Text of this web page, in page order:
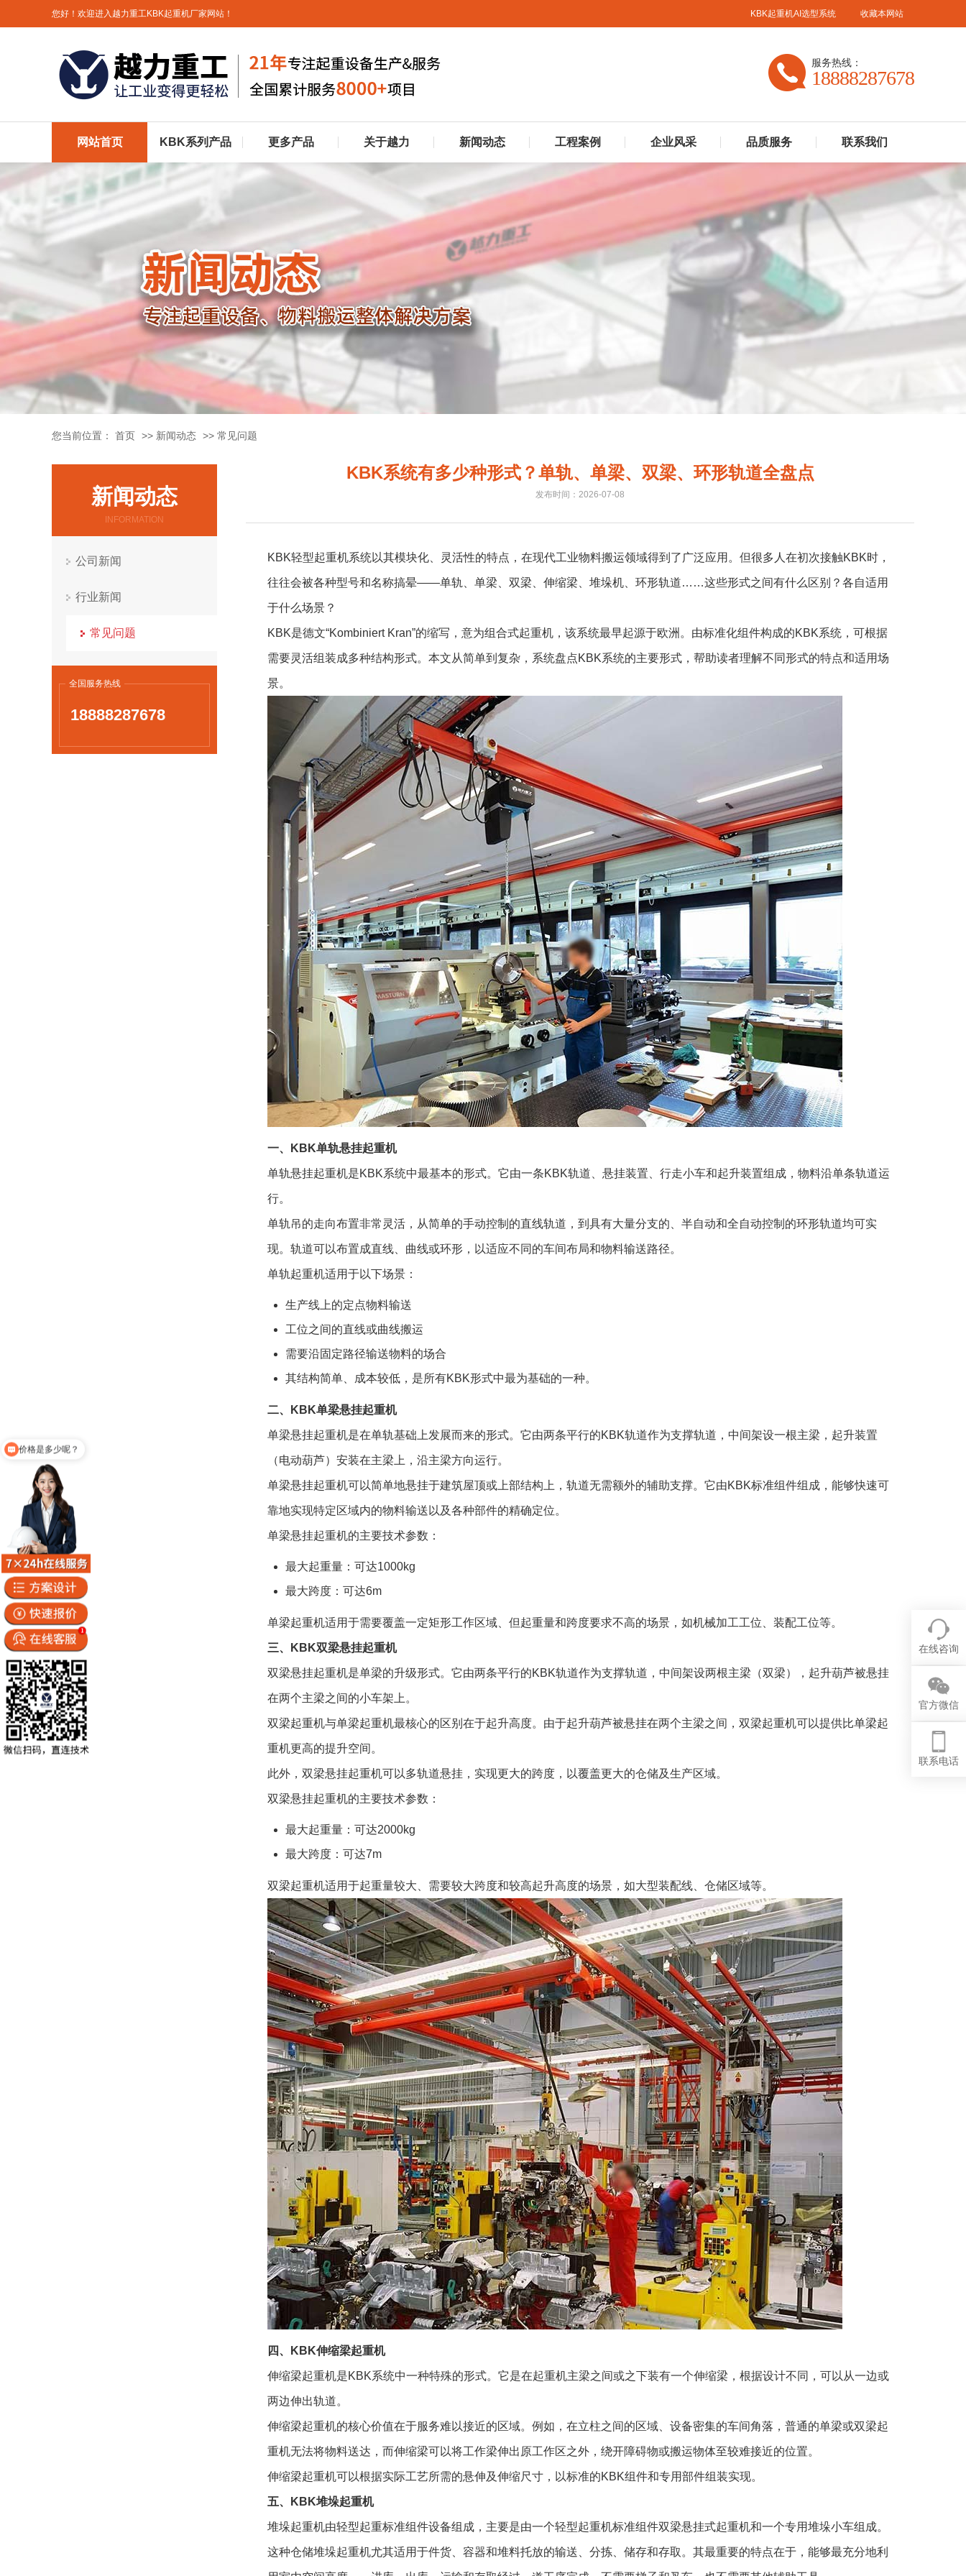
您好！欢迎进入越力重工KBK起重机厂家网站！ KBK起重机AI选型系统 收藏本网站
服务热线：
18888287678
网站首页 KBK系列产品 更多产品 关于越力 新闻动态 工程案例 企业风采 品质服务 联系我们
您当前位置： 首页 >> 新闻动态 >> 常见问题
新闻动态
INFORMATION
公司新闻
行业新闻
常见问题
全国服务热线
18888287678
KBK系统有多少种形式？单轨、单梁、双梁、环形轨道全盘点
发布时间：2026-07-08
KBK轻型起重机系统以其模块化、灵活性的特点，在现代工业物料搬运领域得到了广泛应用。但很多人在初次接触KBK时，
往往会被各种型号和名称搞晕——单轨、单梁、双梁、伸缩梁、堆垛机、环形轨道……这些形式之间有什么区别？各自适用
于什么场景？
KBK是德文“Kombiniert Kran”的缩写，意为组合式起重机，该系统最早起源于欧洲。由标准化组件构成的KBK系统，可根据
需要灵活组装成多种结构形式。本文从简单到复杂，系统盘点KBK系统的主要形式，帮助读者理解不同形式的特点和适用场
景。
一、KBK单轨悬挂起重机
单轨悬挂起重机是KBK系统中最基本的形式。它由一条KBK轨道、悬挂装置、行走小车和起升装置组成，物料沿单条轨道运
行。
单轨吊的走向布置非常灵活，从简单的手动控制的直线轨道，到具有大量分支的、半自动和全自动控制的环形轨道均可实
现。轨道可以布置成直线、曲线或环形，以适应不同的车间布局和物料输送路径。
单轨起重机适用于以下场景：
生产线上的定点物料输送
工位之间的直线或曲线搬运
需要沿固定路径输送物料的场合
其结构简单、成本较低，是所有KBK形式中最为基础的一种。
二、KBK单梁悬挂起重机
单梁悬挂起重机是在单轨基础上发展而来的形式。它由两条平行的KBK轨道作为支撑轨道，中间架设一根主梁，起升装置
（电动葫芦）安装在主梁上，沿主梁方向运行。
单梁悬挂起重机可以简单地悬挂于建筑屋顶或上部结构上，轨道无需额外的辅助支撑。它由KBK标准组件组成，能够快速可
靠地实现特定区域内的物料输送以及各种部件的精确定位。
单梁悬挂起重机的主要技术参数：
最大起重量：可达1000kg
最大跨度：可达6m
单梁起重机适用于需要覆盖一定矩形工作区域、但起重量和跨度要求不高的场景，如机械加工工位、装配工位等。
三、KBK双梁悬挂起重机
双梁悬挂起重机是单梁的升级形式。它由两条平行的KBK轨道作为支撑轨道，中间架设两根主梁（双梁），起升葫芦被悬挂
在两个主梁之间的小车架上。
双梁起重机与单梁起重机最核心的区别在于起升高度。由于起升葫芦被悬挂在两个主梁之间，双梁起重机可以提供比单梁起
重机更高的提升空间。
此外，双梁悬挂起重机可以多轨道悬挂，实现更大的跨度，以覆盖更大的仓储及生产区域。
双梁悬挂起重机的主要技术参数：
最大起重量：可达2000kg
最大跨度：可达7m
双梁起重机适用于起重量较大、需要较大跨度和较高起升高度的场景，如大型装配线、仓储区域等。
四、KBK伸缩梁起重机
伸缩梁起重机是KBK系统中一种特殊的形式。它是在起重机主梁之间或之下装有一个伸缩梁，根据设计不同，可以从一边或
两边伸出轨道。
伸缩梁起重机的核心价值在于服务难以接近的区域。例如，在立柱之间的区域、设备密集的车间角落，普通的单梁或双梁起
重机无法将物料送达，而伸缩梁可以将工作梁伸出原工作区之外，绕开障碍物或搬运物体至较难接近的位置。
伸缩梁起重机可以根据实际工艺所需的悬伸及伸缩尺寸，以标准的KBK组件和专用部件组装实现。
五、KBK堆垛起重机
堆垛起重机由轻型起重标准组件设备组成，主要是由一个轻型起重机标准组件双梁悬挂式起重机和一个专用堆垛小车组成。
这种仓储堆垛起重机尤其适用于件货、容器和堆料托放的输送、分拣、储存和存取。其最重要的特点在于，能够最充分地利
在线咨询
官方微信
联系电话
你们公司地址在哪